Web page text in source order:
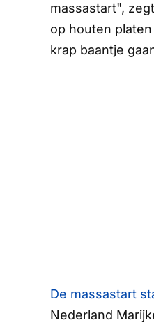
massastart",
op houten
krap baantje
De massastart
Nederland